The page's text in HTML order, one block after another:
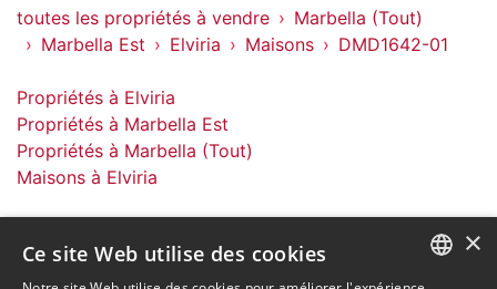
toutes les propriétés à vendre
Marbella (Tout)
Marbella Est
Elviria Maisons DMD1642-01
Propriétés à Elviria
Propriétés à Marbella Est
Propriétés à Marbella (Tout)
Maisons à Elviria
×
Ce site Web utilise des cookies